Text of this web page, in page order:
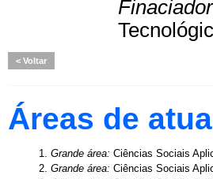
Voltar
Áreas de
1. Grande área: Ciências Sociais
2. Grande área: Ciências Sociais